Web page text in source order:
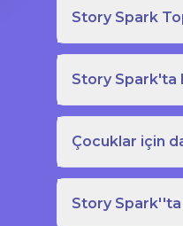
Story Spark
Story Spark'ta
Çocuklar için
Story